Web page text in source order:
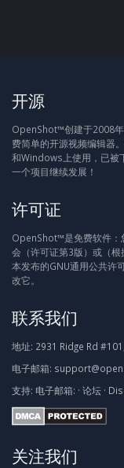
开源
OpenShot™创建于2008
费简单的开源视频编辑器
和Windows上使用，已被
一个项目继续发展！
许可证
OpenShot™是免费软件：
会（许可证第3版）或（
本发布的GNU通用公共许
改它。
联系我们
地址: 2931 Ridge Rd
电子邮箱:
支持: 电子邮箱: · 论坛 ·
关注我们